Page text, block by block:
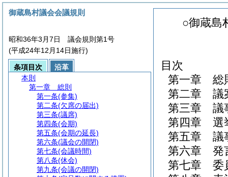
○御蔵島
目次
第一章
総
第二章
議
第三章
議
第四章
選
第五章
議
第六章
発
第七章
委
御蔵島村議会会議規則
昭和36年3月7日 議会規則第1号
(平成24年12月14日施行)
条項目次
沿革
本則
第一章
総則
第一条(参集)
第二条(欠席の届出)
第三条(議席)
第四条(会期)
第五条(会期の延長)
第六条(議会の開閉)
第七条(会議時間)
第八条(休会)
第九条(会議の開閉)